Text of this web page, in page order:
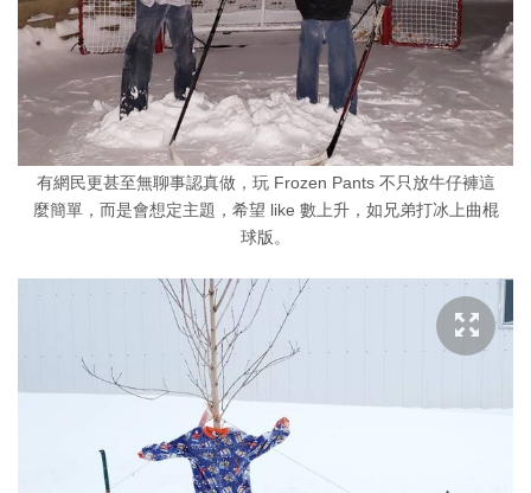
有網民更甚至無聊事認真做，玩 Frozen Pants 不只放牛仔褲這
麼簡單，而是會想定主題，希望 like 數上升，如兄弟打冰上曲棍
球版。